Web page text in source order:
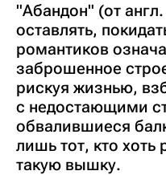
"Абандон" (от
оставлять,
романтиков
заброшенное
рискуя жизнью,
с недостающими
обвалившиеся
лишь тот, кто хоть
такую вышку.